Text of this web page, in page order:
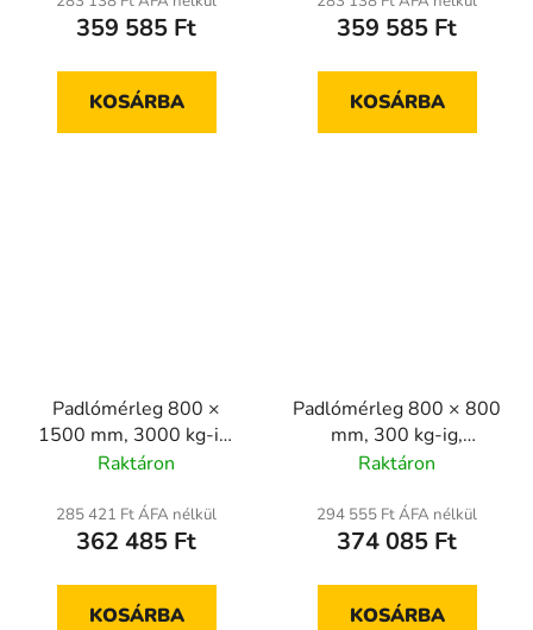
359 585 Ft
KOSÁRBA
359 585 Ft
KOSÁRBA
Padlómérleg 800 ×
1500 mm, 3000 kg-ig,
hitelesített
Raktáron
285 421 Ft ÁFA nélkül
362 485 Ft
KOSÁRBA
Padlómérleg 800 × 800
mm, 300 kg-ig,
hitelesített
Raktáron
294 555 Ft ÁFA nélkül
374 085 Ft
KOSÁRBA